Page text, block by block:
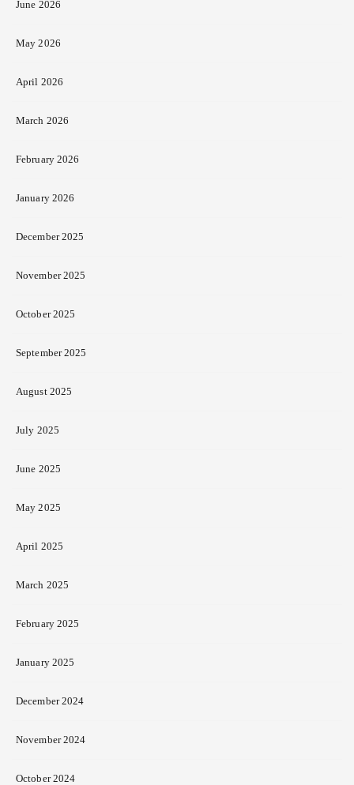
June 2026
May 2026
April 2026
March 2026
February 2026
January 2026
December 2025
November 2025
October 2025
September 2025
August 2025
July 2025
June 2025
May 2025
April 2025
March 2025
February 2025
January 2025
December 2024
November 2024
October 2024